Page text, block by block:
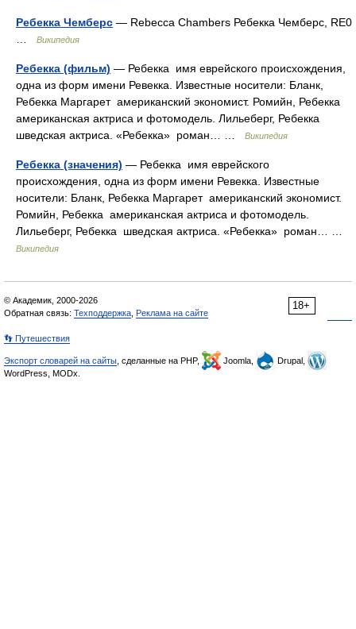
Ребекка Чемберс — Rebecca Chambers Ребекка Чемберс, RE0
Википедия
Ребекка (фильм) — Ребекка имя еврейского происхождения,
одна из форм имени Ревекка. Известные носители: Бланк,
Ребекка Маргарет американский экономист. Ромийн, Ребекка
американская актриса и фотомодель. Лильеберг, Ребекка
шведская актриса. «Ребекка» роман… …
Википедия
Ребекка (значения) — Ребекка имя еврейского
происхождения, одна из форм имени Ревекка. Известные
носители: Бланк, Ребекка Маргарет американский экономист.
Ромийн, Ребекка американская актриса и фотомодель.
Лильеберг, Ребекка шведская актриса. «Ребекка» роман… …
Википедия
18+
© Академик, 2000-2026
Обратная связь: Техподдержка Реклама на сайте
👣 Путешествия
Экспорт словарей на сайты , сделанные на PHP, Joomla,
Drupal,
WordPress, MODx.